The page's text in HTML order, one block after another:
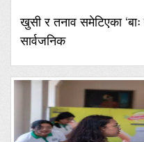
खुसी र तनाव समेटिएका ‘बाः
सार्वजनिक